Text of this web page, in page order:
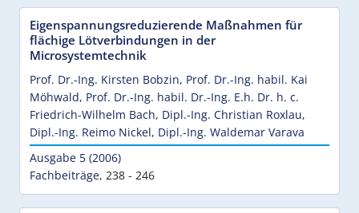
Eigenspannungsreduzierende Maßnahmen für
flächige Lötverbindungen in der
Microsystemtechnik
Prof. Dr.-Ing. Kirsten Bobzin, Prof. Dr.-Ing. habil. Kai
Möhwald, Prof. Dr.-Ing. habil. Dr.-Ing. E.h. Dr. h. c.
Friedrich-Wilhelm Bach, Dipl.-Ing. Christian Roxlau,
Dipl.-Ing. Reimo Nickel, Dipl.-Ing. Waldemar Varava
Ausgabe 5 (2006)
Fachbeiträge, 238 - 246